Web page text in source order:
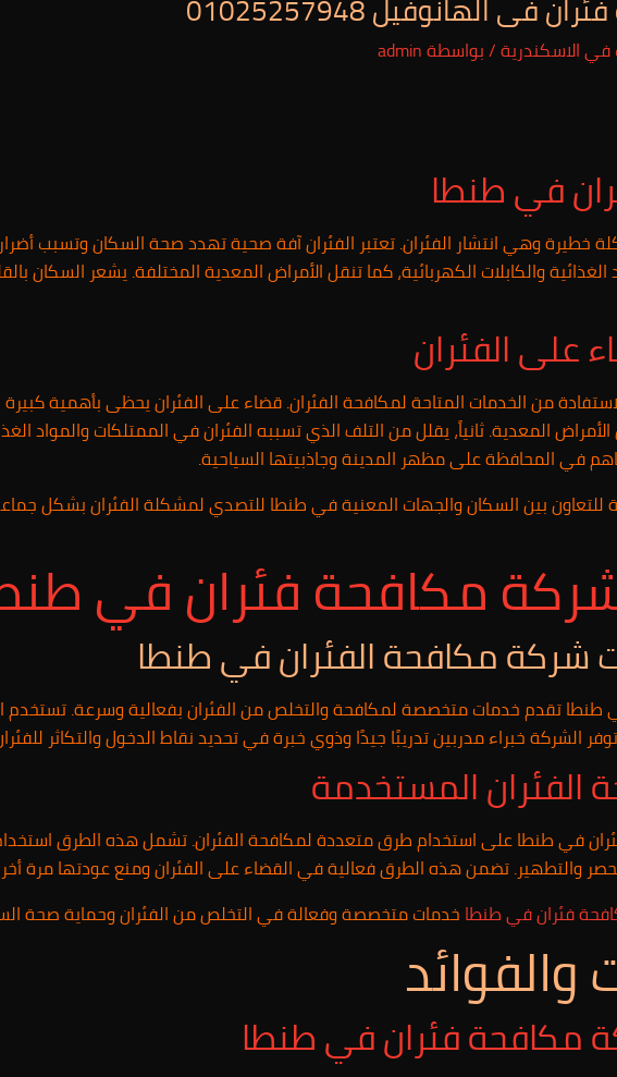
الهانوفيل 01025257948
الاسكندرية/ بواسطةadmin
في طنطا
خطيرة وهي انتشار الفئران. تعتبر الفئران آفة صحية تهدد صحة السكان وتسبب
والكابلات الكهربائية، كما تنقل الأمراض المعدية المختلفة. يشعر السكان
على الفئران
من الخدمات المتاحة لمكافحة الفئران. قضاء على الفئران يحظى بأهمية
المعدية. ثانياً، يقلل من التلف الذي تسببه الفئران في الممتلكات والمواد
في المحافظة على مظهر المدينة وجاذبيتها السياحية.
بين السكان والجهات المعنية في طنطا للتصدي لمشكلة الفئران بشكل
مكافحة فئران في
شركة مكافحة الفئران في طنطا
تقدم خدمات متخصصة لمكافحة والتخلص من الفئران بفعالية وسرعة. تستخدم
الشركة خبراء مدربين تدريبًا جيدًا وذوي خبرة في تحديد نقاط الدخول والتكاثر
المستخدمة
في طنطا على استخدام طرق متعددة لمكافحة الفئران. تشمل هذه الطرق استخدام
والتطهير. تضمن هذه الطرق فعالية في القضاء على الفئران ومنع عودتها مرة
فئران في طنطا خدمات متخصصة وفعالة في التخلص من الفئران وحماية صحة
والفوائد
مكافحة فئران في طنطا